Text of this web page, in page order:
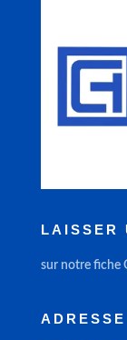
LAISSER
sur notre fiche
ADRESSE